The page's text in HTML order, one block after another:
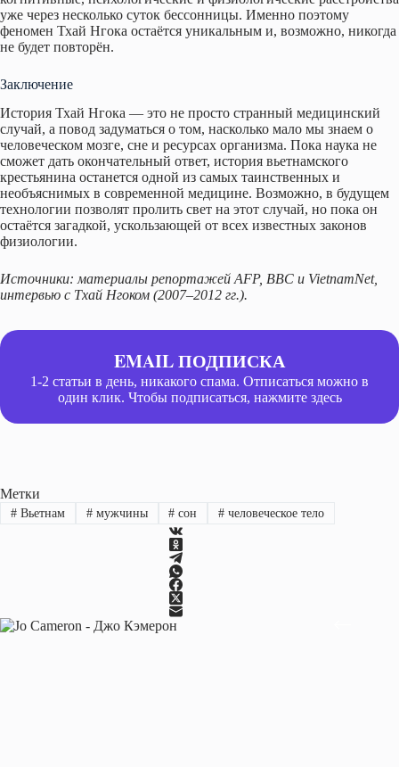
уже через несколько суток бессонницы. Именно поэтому
феномен Тхай Нгока остаётся уникальным и, возможно, никогда
не будет повторён.
Заключение
История Тхай Нгока — это не просто странный медицинский
случай, а повод задуматься о том, насколько мало мы знаем о
человеческом мозге, сне и ресурсах организма. Пока наука не
сможет дать окончательный ответ, история вьетнамского
крестьянина останется одной из самых таинственных и
необъяснимых в современной медицине. Возможно, в будущем
технологии позволят пролить свет на этот случай, но пока он
остаётся загадкой, ускользающей от всех известных законов
физиологии.
Источники: материалы репортажей AFP, BBC и VietnamNet,
интервью с Тхай Нгоком (2007–2012 гг.).
EMAIL ПОДПИСКА
1-2 статьи в день, никакого спама. Отписаться можно в
один клик. Чтобы подписаться, нажмите здесь
Метки
#Вьетнам #мужчины # сон # человеческое тело